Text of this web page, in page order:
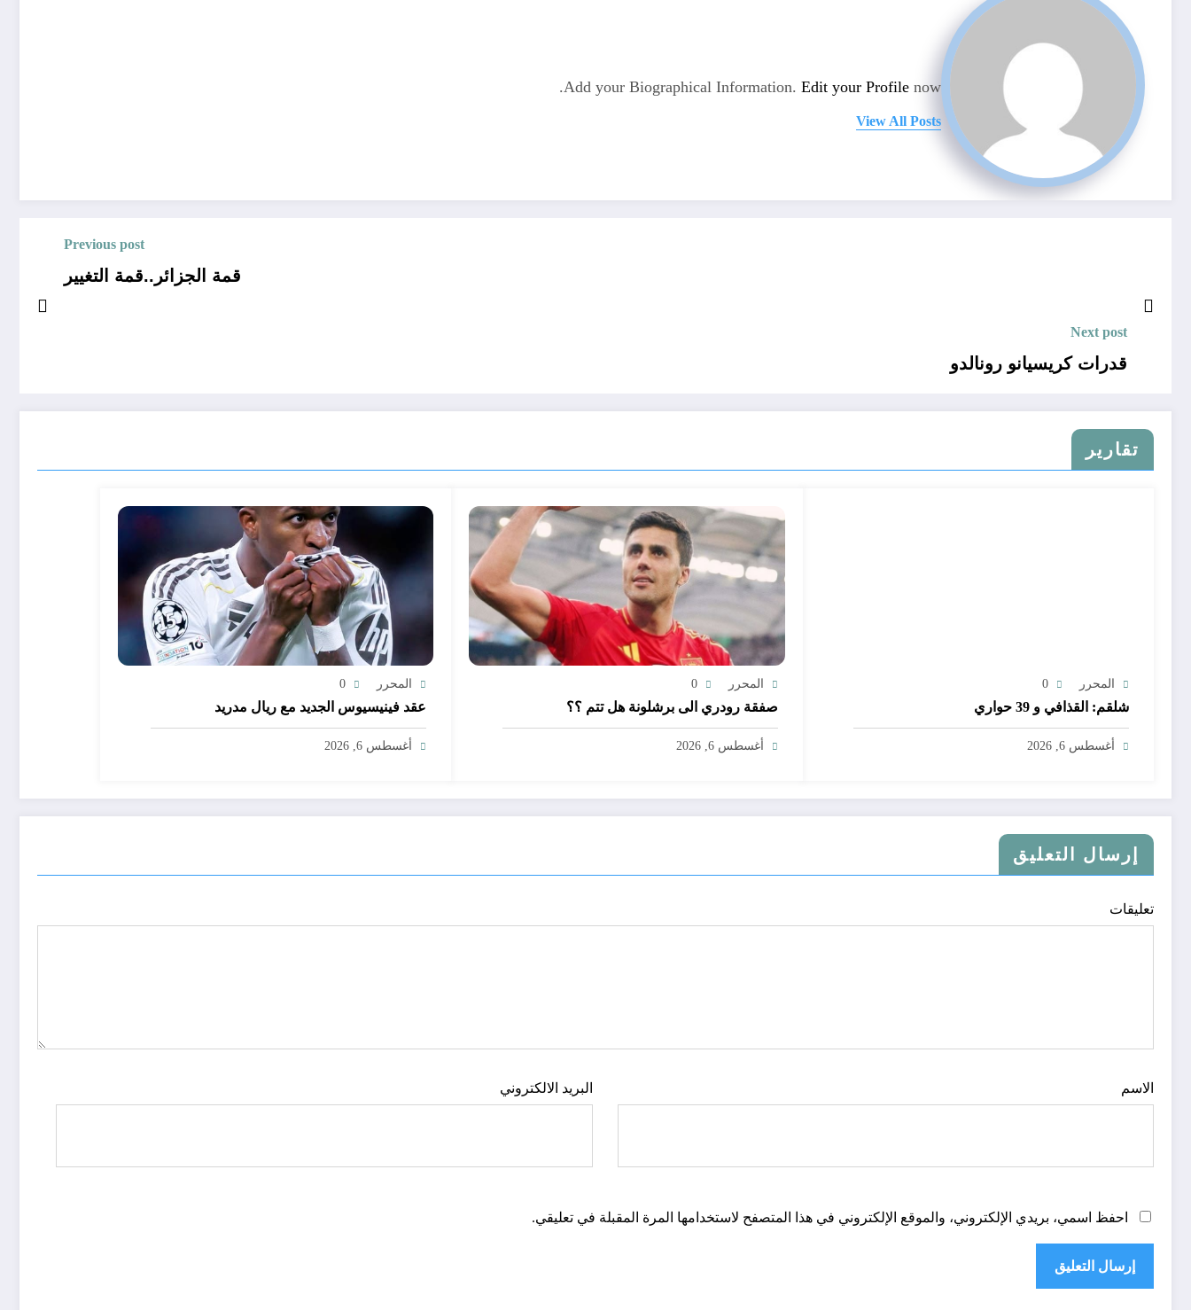
Add your Biographical Information. Edit your Profile now.
View All Posts
Previous post
قمة الجزائر..قمة التغيير
Next post
قدرات كريسيانو رونالدو
تقارير
المحرر 0
شلقم: القذافي و 39 حواري
أغسطس 6, 2026
المحرر 0
صفقة رودري الى برشلونة هل تتم ؟؟
أغسطس 6, 2026
المحرر 0
عقد فينيسيوس الجديد مع ريال مدريد
أغسطس 6, 2026
إرسال التعليق
تعليقات
الاسم البريد الالكتروني
احفظ اسمي، بريدي الإلكتروني، والموقع الإلكتروني في هذا المتصفح لاستخدامها المرة المقبلة في تعليقي.